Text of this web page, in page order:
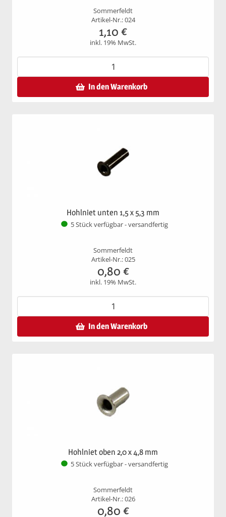
Sommerfeldt
Artikel-Nr.: 024
1,10 €
inkl. 19% MwSt.
In den Warenkorb
Hohlniet unten 1,5 x 5,3 mm
5 Stück verfügbar - versandfertig
Sommerfeldt
Artikel-Nr.: 025
0,80 €
inkl. 19% MwSt.
In den Warenkorb
Hohlniet oben 2,0 x 4,8 mm
5 Stück verfügbar - versandfertig
Sommerfeldt
Artikel-Nr.: 026
0,80 €